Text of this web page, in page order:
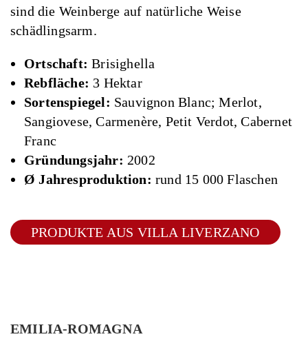
sind die Weinberge auf natürliche Weise
schädlingsarm.
Ortschaft: Brisighella
Rebfläche: 3 Hektar
Sortenspiegel: Sauvignon Blanc; Merlot,
Sangiovese, Carmenère, Petit Verdot, Cabernet
Franc
Gründungsjahr: 2002
Ø Jahresproduktion: rund 15 000 Flaschen
PRODUKTE AUS VILLA LIVERZANO
EMILIA-ROMAGNA